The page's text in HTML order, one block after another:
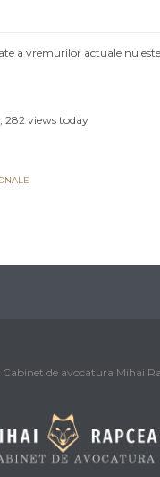
a vremurilor actuale nu
, 282 views today
de avocatura Mihai